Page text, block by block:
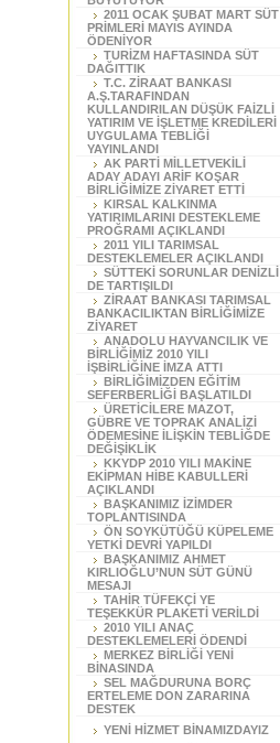
2011 OCAK ŞUBAT MART SÜT
PRİMLERİ MAYIS AYINDA
ÖDENİYOR
TURİZM HAFTASINDA SÜT
DAĞITTIK
T.C. ZİRAAT BANKASI
A.Ş.TARAFINDAN
KULLANDIRILAN DÜŞÜK FAİZLİ
YATIRIM VE İŞLETME KREDİLERİ
UYGULAMA TEBLİĞİ
YAYINLANDI
AK PARTİ MİLLETVEKİLİ
ADAY ADAYI ARİF KOŞAR
BİRLİĞİMİZE ZİYARET ETTİ
KIRSAL KALKINMA
YATIRIMLARINI DESTEKLEME
PROĞRAMI AÇIKLANDI
2011 YILI TARIMSAL
DESTEKLEMELER AÇIKLANDI
SÜTTEKİ SORUNLAR DENİZLİ
DE TARTIŞILDI
ZİRAAT BANKASI TARIMSAL
BANKACILIKTAN BİRLİĞİMİZE
ZİYARET
ANADOLU HAYVANCILIK VE
BİRLİĞİMİZ 2010 YILI
İŞBİRLİĞİNE İMZA ATTI
BİRLİĞİMİZDEN EĞİTİM
SEFERBERLİĞİ BAŞLATILDI
ÜRETİCİLERE MAZOT,
GÜBRE VE TOPRAK ANALİZİ
ÖDEMESİNE İLİŞKİN TEBLİĞDE
DEĞİŞİKLİK
KKYDP 2010 YILI MAKİNE
EKİPMAN HİBE KABULLERİ
AÇIKLANDI
BAŞKANIMIZ İZİMDER
TOPLANTISINDA
ÖN SOYKÜTÜĞÜ KÜPELEME
YETKİ DEVRİ YAPILDI
BAŞKANIMIZ AHMET
KIRLIOĞLU’NUN SÜT GÜNÜ
MESAJI
TAHİR TÜFEKÇİ YE
TEŞEKKÜR PLAKETİ VERİLDİ
2010 YILI ANAÇ
DESTEKLEMELERİ ÖDENDİ
MERKEZ BİRLİĞİ YENİ
BİNASINDA
SEL MAĞDURUNA BORÇ
ERTELEME DON ZARARINA
DESTEK
YENİ HİZMET BİNAMIZDAYIZ